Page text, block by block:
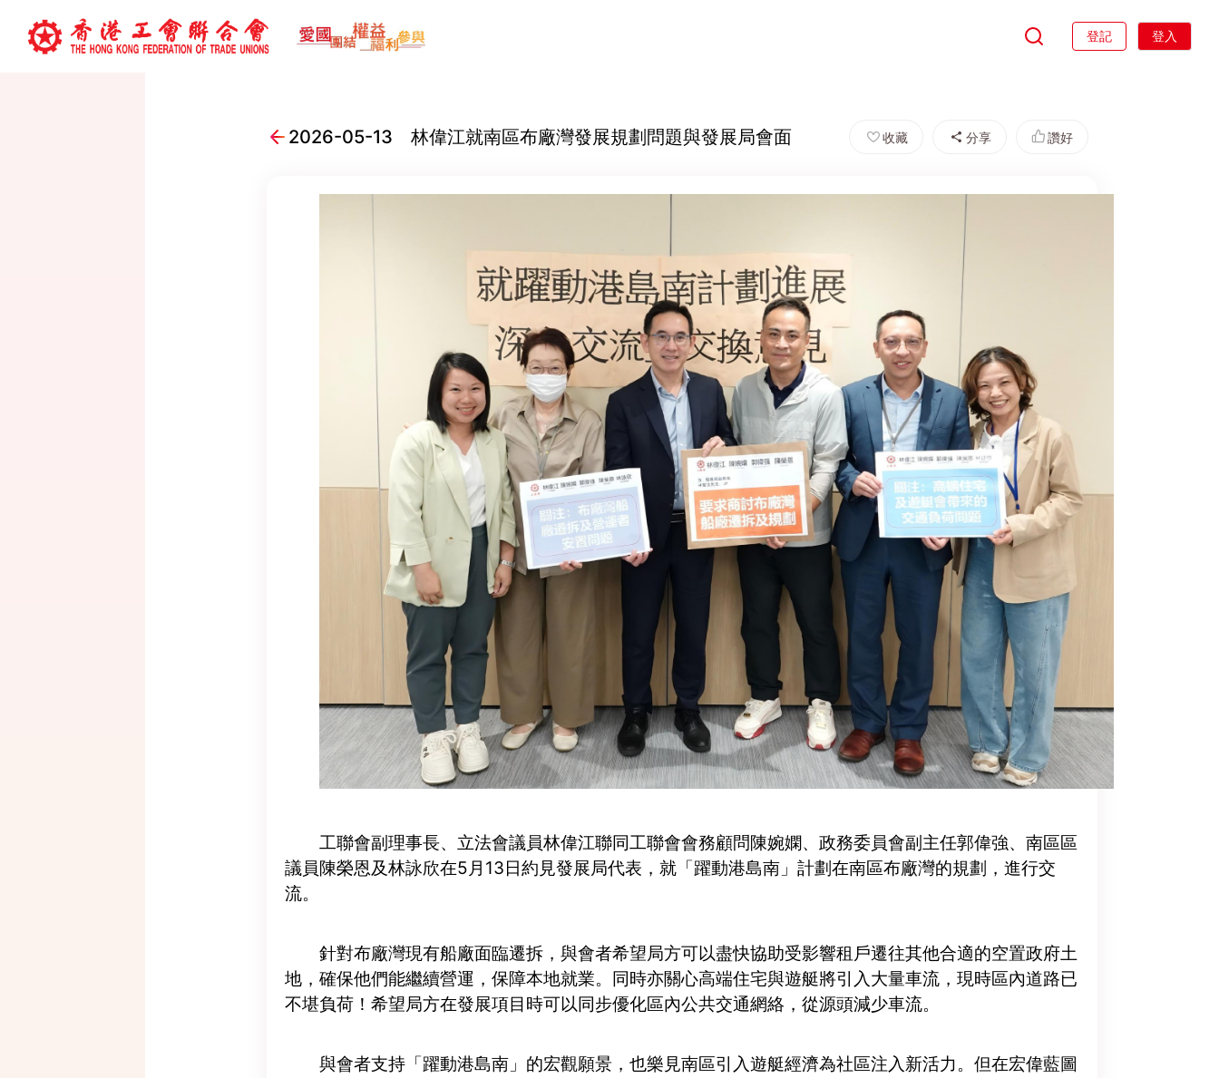
登記 登入
2026-05-13 林偉江就南區布廠灣發展規劃問題與發展局會面 收藏 分享 讚好
工聯會副理事長、立法會議員林偉江聯同工聯會會務顧問陳婉嫻、政務委員會副主任郭偉強、南區區
議員陳榮恩及林詠欣在5月13日約見發展局代表，就「躍動港島南」計劃在南區布廠灣的規劃，進行交
流。
針對布廠灣現有船廠面臨遷拆，與會者希望局方可以盡快協助受影響租戶遷往其他合適的空置政府土
地，確保他們能繼續營運，保障本地就業。同時亦關心高端住宅與遊艇將引入大量車流，現時區內道路已
不堪負荷！希望局方在發展項目時可以同步優化區內公共交通網絡，從源頭減少車流。
與會者支持「躍動港島南」的宏觀願景，也樂見南區引入遊艇經濟為社區注入新活力。但在宏偉藍圖